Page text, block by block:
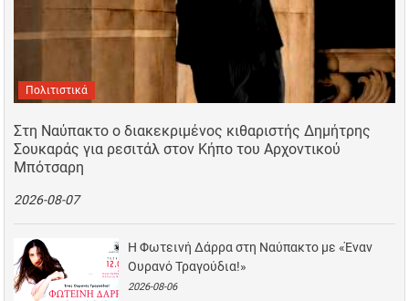
Πολιτιστικά
Στη Ναύπακτο ο διακεκριμένος κιθαριστής Δημήτρης
Σουκαράς για ρεσιτάλ στον Κήπο του Αρχοντικού
Μπότσαρη
2026-08-07
Η Φωτεινή Δάρρα στη Ναύπακτο με «Έναν
Ουρανό Τραγούδια!»
2026-08-06